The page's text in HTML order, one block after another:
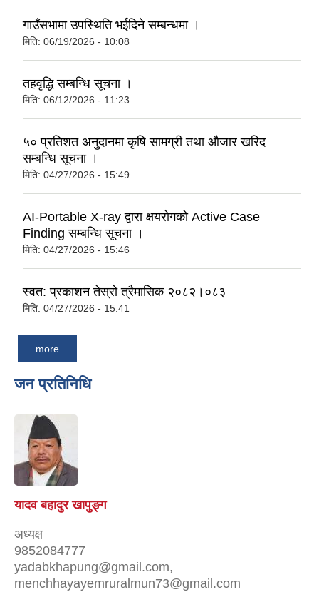
गाउँसभामा उपस्थिति भईदिने सम्बन्धमा ।
मिति: 06/19/2026 - 10:08
तहवृद्धि सम्बन्धि सूचना ।
मिति: 06/12/2026 - 11:23
५० प्रतिशत अनुदानमा कृषि सामग्री तथा औजार खरिद
सम्बन्धि सूचना ।
मिति: 04/27/2026 - 15:49
AI-Portable X-ray द्वारा क्षयरोगको Active Case
Finding सम्बन्धि सूचना ।
मिति: 04/27/2026 - 15:46
स्वत: प्रकाशन तेस्रो त्रैमासिक २०८२।०८३
मिति: 04/27/2026 - 15:41
more
जन प्रतिनिधि
यादव बहादुर खापुङ्ग
अध्यक्ष
9852084777
yadabkhapung@gmail.com,
menchhayayemruralmun73@gmail.com